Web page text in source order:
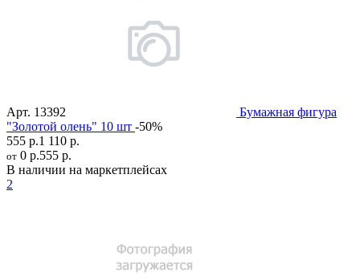
Арт. 13392
Бумажная фигура
"Золотой олень" 10 шт -50%
555 р.1 110 р.
от 0 р.555 р.
В наличии на маркетплейсах
2